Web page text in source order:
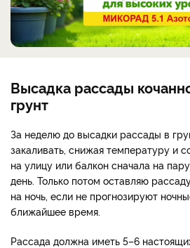
Высадка рассады
грунт
За неделю до высадки рассады в
закаливать, снижая температуру и
на улицу или балкон сначала на
день. Только потом оставляю
на ночь, если не прогнозируют
ближайшее время.
Рассада должна иметь 5–6